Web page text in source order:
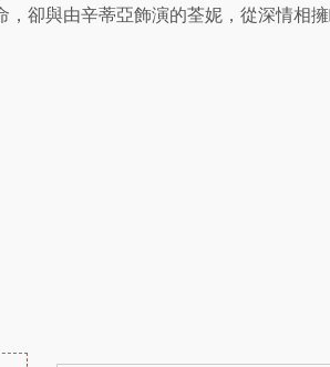
，卻與由辛蒂亞飾演的荃妮，從深情相